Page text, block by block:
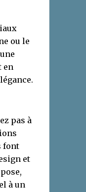
ou le
en
pas à
font
et
à un